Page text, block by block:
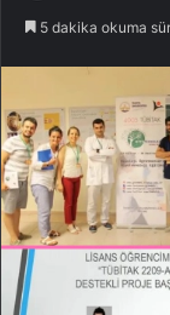
5 dakika okuma